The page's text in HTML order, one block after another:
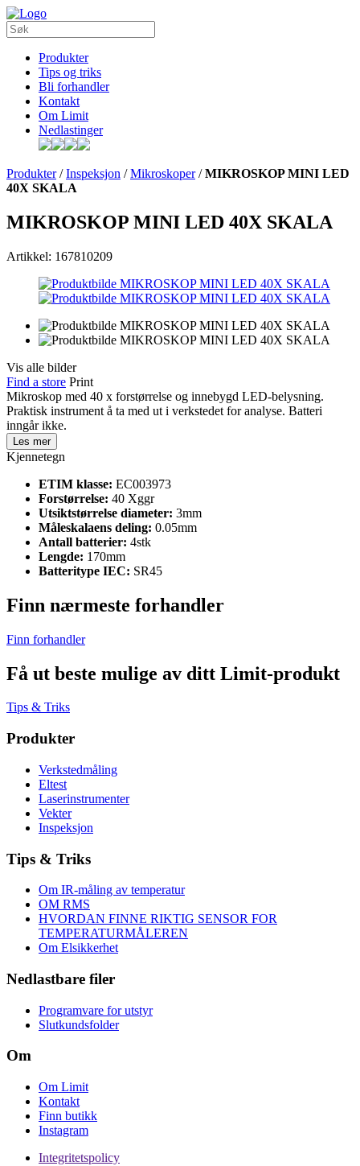
Produkter
Tips og triks
Bli forhandler
Kontakt
Om Limit
Nedlastinger
Produkter/Inspeksjon /Mikroskoper/MIKROSKOP MINI LED
40X SKALA
MIKROSKOP MINI LED 40X SKALA
Artikkel: 167810209
Vis alle bilder
Find a store Print
Mikroskop med 40 x forstørrelse og innebygd LED-belysning.
Praktisk instrument å ta med ut i verkstedet for analyse. Batteri
inngår ikke.
Les mer
Kjennetegn
ETIM klasse: EC003973
Forstørrelse: 40 Xggr
Utsiktstørrelse diameter: 3mm
Måleskalaens deling: 0.05mm
Antall batterier: 4stk
Lengde: 170mm
Batteritype IEC: SR45
Finn nærmeste forhandler
Finn forhandler
Få ut beste mulige av ditt Limit-produkt
Tips & Triks
Produkter
Verkstedmåling
Eltest
Laserinstrumenter
Vekter
Inspeksjon
Tips & Triks
Om IR-måling av temperatur
OM RMS
HVORDAN FINNE RIKTIG SENSOR FOR
TEMPERATURMÅLEREN
Om Elsikkerhet
Nedlastbare filer
Programvare for utstyr
Slutkundsfolder
Om
Om Limit
Kontakt
Finn butikk
Instagram
Integritetspolicy